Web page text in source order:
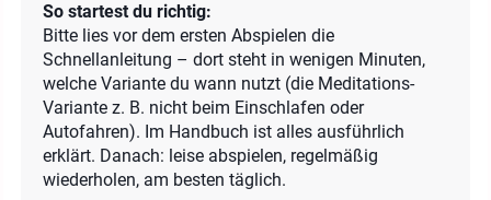
So startest du richtig:
Bitte lies vor dem ersten Abspielen die
Schnellanleitung – dort steht in wenigen Minuten,
welche Variante du wann nutzt (die Meditations-
Variante z. B. nicht beim Einschlafen oder
Autofahren). Im Handbuch ist alles ausführlich
erklärt. Danach: leise abspielen, regelmäßig
wiederholen, am besten täglich.